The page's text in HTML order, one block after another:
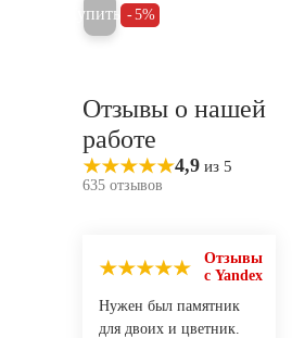
Купить 5%
Отзывы о нашей
работе
4,9 из 5
635 отзывов
Отзывы
с Yandex
Нужен был памятник
для двоих и цветник.